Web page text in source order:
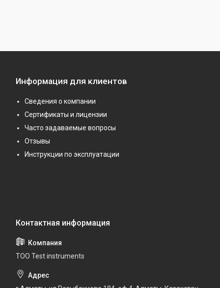
Информация для клиентов
Сведения о компании
Сертификаты и лицензии
Часто задаваемые вопросы
Отзывы
Инструкции по эксплуатации
ТОО Test instruments